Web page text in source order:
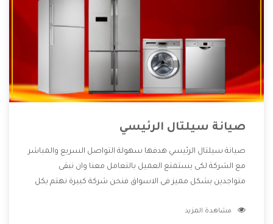
صيانة سيلتال الرئيسي
صيانة سيلتال الرئيسي هدفها سهولة التواصل السريع والمباشر
مع الشركة لكى يستمتع العميل بالتعامل معنا وان نبقى
متواجدين بشكل مميز فى الاسواق فنحن شركة كبيرة نهتم بكل
الشركة بها والتى تكون منها خدمة الصيانة التى تكون من أهم
مشاهدة المزيد